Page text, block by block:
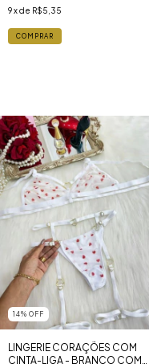
9x de R$5,35
COMPRAR
14% OFF
LINGERIE CORAÇÕES COM
CINTA-LIGA - BRANCO COM